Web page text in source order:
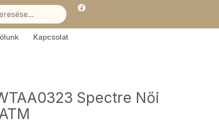
F
a
e
Kapcsolat
Spectre Női